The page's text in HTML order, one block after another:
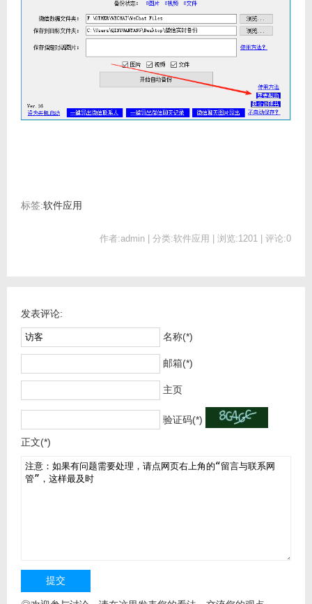
标签:软件应用
作者:admin | 分类:软件应用 | 浏览:1201 | 评论:0
发表评论:
名称(*)
邮箱(*)
主页
验证码(*)
正文(*)